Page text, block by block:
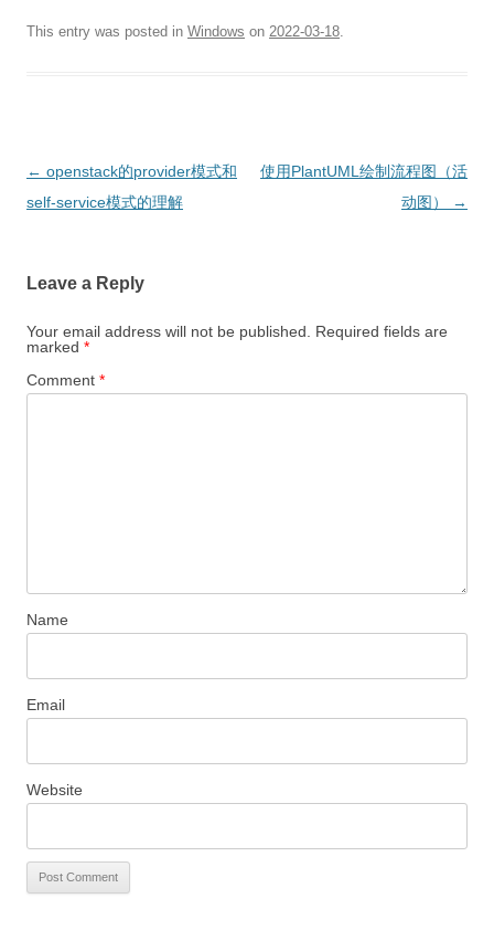
This entry was posted in Windows on 2022-03-18.
Post
navigation
← openstack的provider模式和
self-service模式的理解
使用PlantUML绘制流程图（活
动图）
→
Leave a Reply
Your email address will not be published.
Required fields are
marked *
Comment *
Name
Email
Website